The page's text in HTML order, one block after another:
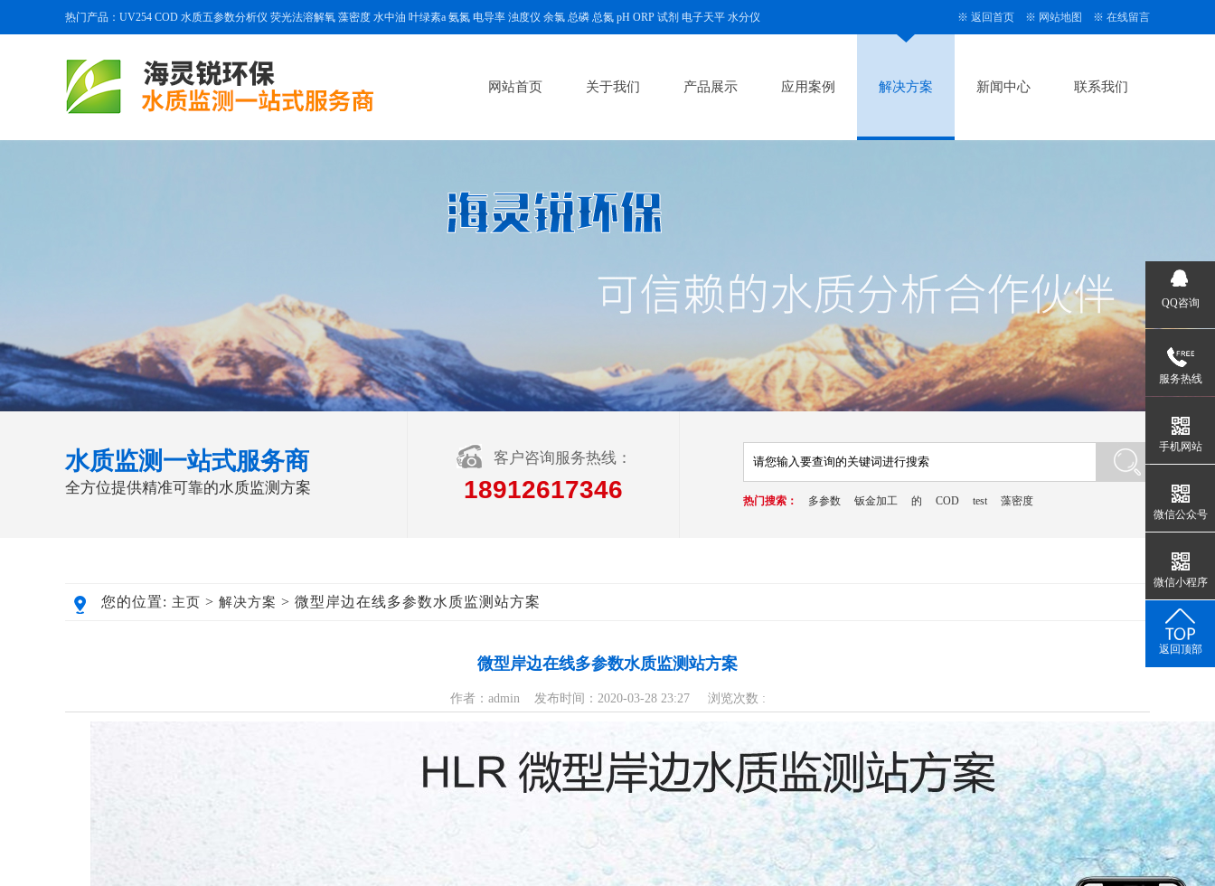
热门产品：UV254 COD 水质五参数分析仪 荧光法溶解氧 藻密度 水中油 叶绿素a 氨氮 电导率 浊度仪 余氯 总磷 总氮 pH ORP 试剂 电子天平 水分仪 ※ 返回首页 ※ 网站地图 ※ 在线留言
网站首页 关于我们 产品展示 应用案例 解决方案 新闻中心 联系我们
水质监测一站式服务商
全方位提供精准可靠的水质监测方案
客户咨询服务热线：
18912617346 热门搜索： 多参数 钣金加工 的 COD test 藻密度
您的位置: 主页 > 解决方案 > 微型岸边在线多参数水质监测站方案
微型岸边在线多参数水质监测站方案
作者：admin 发布时间：2020-03-28 23:27 浏览次数 :
QQ咨询
服务热线
手机网站
微信公众号
微信小程序
返回顶部